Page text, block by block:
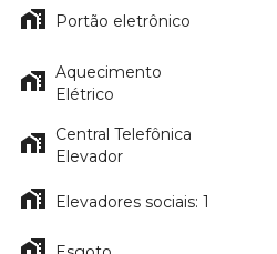
Portão eletrônico
Aquecimento
Elétrico
Central Telefônica
Elevador
Elevadores sociais: 1